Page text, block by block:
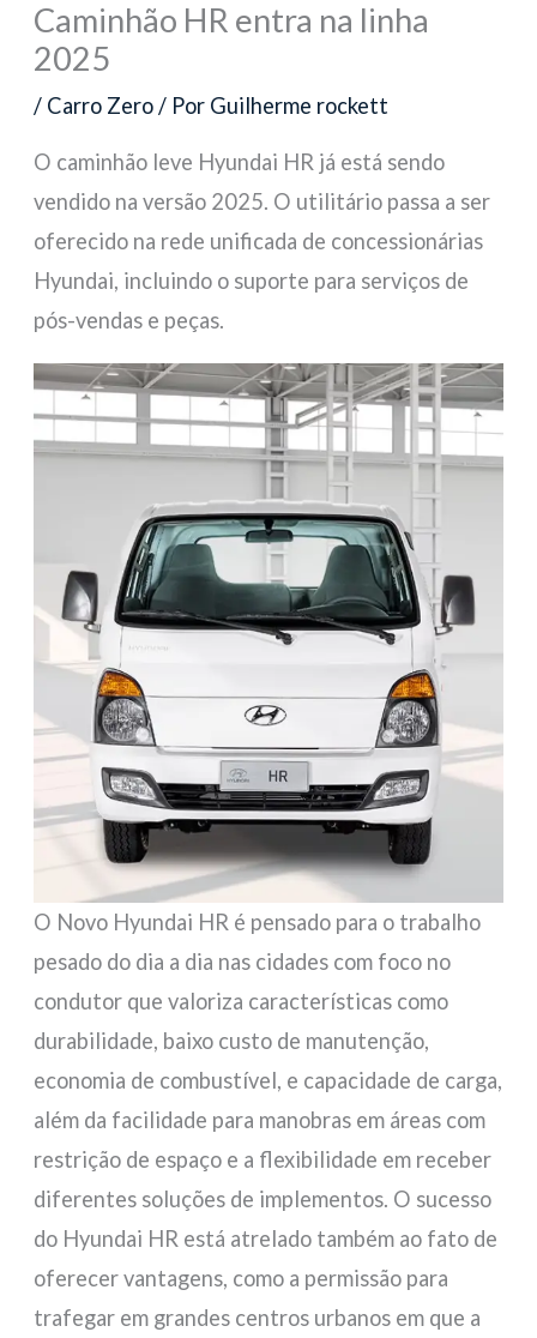
Caminhão HR entra na linha
2025
/ Carro Zero/ Por Guilherme rockett
O caminhão leve Hyundai HR já está sendo
vendido na versão 2025. O utilitário passa a ser
oferecido na rede unificada de concessionárias
Hyundai, incluindo o suporte para serviços de
pós-vendas e peças.
O Novo Hyundai HR é pensado para o trabalho
pesado do dia a dia nas cidades com foco no
condutor que valoriza características como
durabilidade, baixo custo de manutenção,
economia de combustível, e capacidade de carga,
além da facilidade para manobras em áreas com
restrição de espaço e a flexibilidade em receber
diferentes soluções de implementos. O sucesso
do Hyundai HR está atrelado também ao fato de
oferecer vantagens, como a permissão para
trafegar em grandes centros urbanos em que a